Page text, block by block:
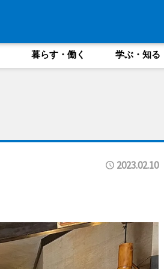
暮らす・働く 学ぶ・知る
2023.02.10